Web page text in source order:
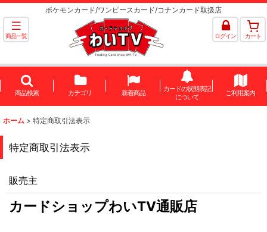
ポケモンカード/ワンピースカード/コナンカード取扱店
商品一覧 ログイン カート
商品検索 カテゴリ 新着商品
カードの状態表記
について
ご利用案内
ホーム > 特定商取引法表示
特定商取引法表示
販売主
カードショップわいTV通販店